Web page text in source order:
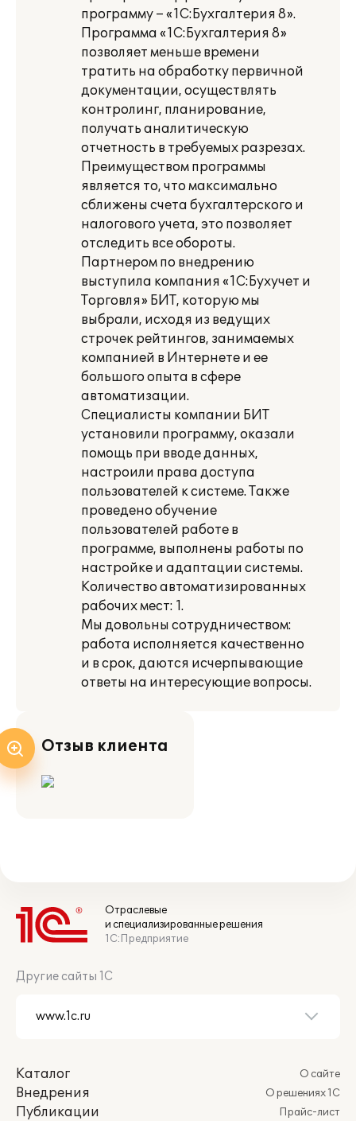
программу – «1С:Бухгалтерия 8».
Программа «1С:Бухгалтерия 8»
позволяет меньше времени
тратить на обработку первичной
документации, осуществлять
контролинг, планирование,
получать аналитическую
отчетность в требуемых разрезах.
Преимуществом программы
является то, что максимально
сближены счета бухгалтерского и
налогового учета, это позволяет
отследить все обороты.
Партнером по внедрению
выступила компания «1С:Бухучет и
Торговля» БИТ, которую мы
выбрали, исходя из ведущих
строчек рейтингов, занимаемых
компанией в Интернете и ее
большого опыта в сфере
автоматизации.
Специалисты компании БИТ
установили программу, оказали
помощь при вводе данных,
настроили права доступа
пользователей к системе. Также
проведено обучение
пользователей работе в
программе, выполнены работы по
настройке и адаптации системы.
Количество автоматизированных
рабочих мест: 1.
Мы довольны сотрудничеством:
работа исполняется качественно
и в срок, даются исчерпывающие
ответы на интересующие вопросы.
Отзыв клиента
Отраслевые
и специализированные решения
1С:Предприятие
Другие сайты 1С
Каталог
Внедрения
Публикации
О сайте
О решениях 1С
Прайс-лист